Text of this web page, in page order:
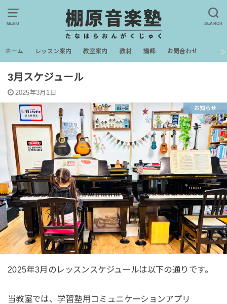
MENU SEARCH
ホーム レッスン案内 教室案内 教材 講師 お問合わせ
3月スケジュール
2025年3月1日
お知らせ
2025年3月のレッスンスケジュールは以下の通りです。
当教室では、学習塾用コミュニケーションアプリ